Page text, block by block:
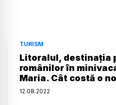
TURISM
Litoralul, destinaţia
românilor în
Maria. Cât costă o
12.08.2022